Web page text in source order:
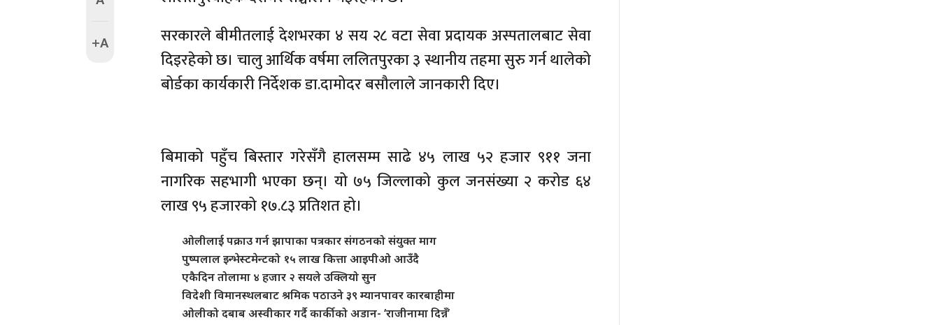
+A
सरकारले बीमीतलाई देशभरका ४ सय २८ वटा सेवा प्रदायक अस्पतालबाट सेवा
दिइरहेको छ। चालु आर्थिक वर्षमा ललितपुरका ३ स्थानीय तहमा सुरु गर्न थालेको
बोर्डका कार्यकारी निर्देशक डा.दामोदर बसौलाले जानकारी दिए।
बिमाको पहुँच बिस्तार गरेसँगै हालसम्म साढे ४५ लाख ५२ हजार ९११ जना
नागरिक सहभागी भएका छन्। यो ७५ जिल्लाको कुल जनसंख्या २ करोड ६४
लाख ९५ हजारको १७.८३ प्रतिशत हो।
ओलीलाई पक्राउ गर्न झापाका पत्रकार संगठनको संयुक्त माग
पुष्पलाल इन्भेस्टमेन्टको १५ लाख कित्ता आइपीओ आउँदै
एकैदिन तोलामा ४ हजार २ सयले उक्लियो सुन
विदेशी विमानस्थलबाट श्रमिक पठाउने ३९ म्यानपावर कारबाहीमा
ओलीको दबाब अस्वीकार गर्दै कार्कीको अडान- ‘राजीनामा दिन्नँ’